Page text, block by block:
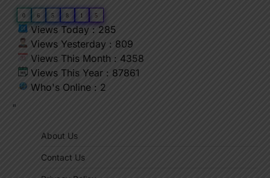
0 6 5 8 1 5
Views Today : 285
Views Yesterday : 809
Views This Month : 4358
Views This Year : 87861
Who's Online : 2
"
About Us
Contact Us